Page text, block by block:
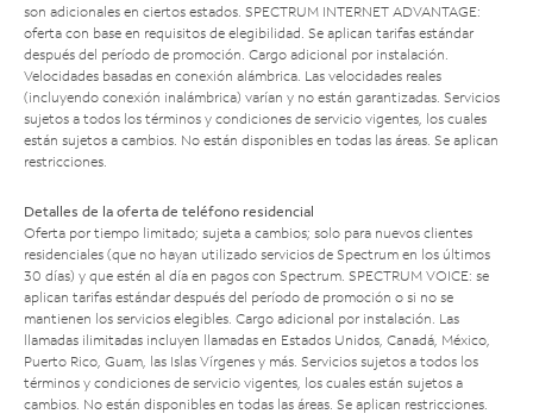
son adicionales en ciertos estados. SPECTRUM INTERNET ADVANTAGE:
oferta con base en requisitos de elegibilidad. Se aplican tarifas estándar
después del período de promoción. Cargo adicional por instalación.
Velocidades basadas en conexión alámbrica. Las velocidades reales
(incluyendo conexión inalámbrica) varían y no están garantizadas. Servicios
sujetos a todos los términos y condiciones de servicio vigentes, los cuales
están sujetos a cambios. No están disponibles en todas las áreas. Se aplican
restricciones.
Detalles de la oferta de teléfono residencial
Oferta por tiempo limitado; sujeta a cambios; solo para nuevos clientes
residenciales (que no hayan utilizado servicios de Spectrum en los últimos
30 días) y que estén al día en pagos con Spectrum. SPECTRUM VOICE: se
aplican tarifas estándar después del período de promoción o si no se
mantienen los servicios elegibles. Cargo adicional por instalación. Las
llamadas ilimitadas incluyen llamadas en Estados Unidos, Canadá, México,
Puerto Rico, Guam, las Islas Vírgenes y más. Servicios sujetos a todos los
términos y condiciones de servicio vigentes, los cuales están sujetos a
cambios. No están disponibles en todas las áreas. Se aplican restricciones.